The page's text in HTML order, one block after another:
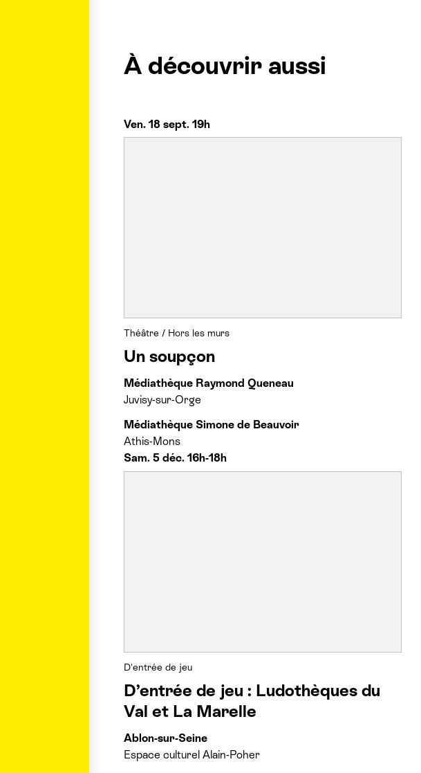
À découvrir aussi
Ven. 18 sept. 19h
Théâtre / Hors les murs
Un soupçon
Médiathèque Raymond Queneau
Juvisy-sur-Orge
Médiathèque Simone de Beauvoir
Athis-Mons
Sam. 5 déc. 16h-18h
D'entrée de jeu
D’entrée de jeu : Ludothèques du
Val et La Marelle
Ablon-sur-Seine
Espace culturel Alain-Poher